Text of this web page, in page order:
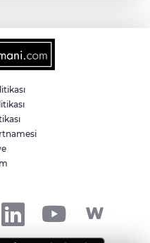
ilgilendiriyor... Emekli
7 Ağustos'ta
olmaya devam ediyor...
yakalandı
Türkiye' hedefli